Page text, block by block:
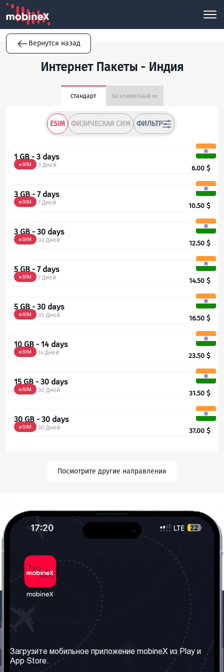
Вернутся назад
Интернет Пакеты - Индия
Стандарт Безлимитный ∞
ESIM ФИЗИЧЕСКАЯ СИМ ФИЛЬТР
1 GB - 3 days
eSIM 3 Дней 6.00 $
3 GB - 7 days
eSIM 7 Дней 10.50 $
3 GB - 30 days
eSIM 30 Дней 12.50 $
5 GB - 7 days
eSIM 7 Дней 14.50 $
5 GB - 30 days
eSIM 30 Дней 16.50 $
10 GB - 14 days
eSIM 14 Дней 23.50 $
15 GB - 30 days
eSIM 30 Дней 31.50 $
30 GB - 30 days
eSIM 30 Дней 37.00 $
Посмотрите другие направления
Наши сервисы
Правила и Условия
Загрузите мобильное приложение mobineX из Play и
App Store.